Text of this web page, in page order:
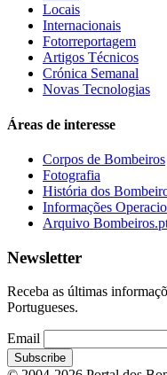
Locais
Internacionais
Fotorreportagem
Artigos Técnicos
Crónica Semanal
Novas Tecnologias
Áreas de interesse
Corpos de Bombeiros
Fotografia
História dos
Informações
Arquivo
Newsletter
Receba as últimas
Portugueses.
Email